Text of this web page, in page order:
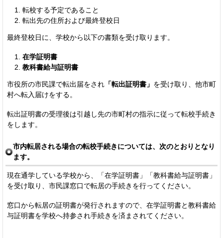
転校する予定であること
転出先の住所および最終登校日
最終登校日に、学校から以下の書類を受け取ります。
在学証明書
教科書給与証明書
市役所の市民課で転出届をされ 「転出証明書」 を受け取り、他市町
村へ転入届けをする。
転出証明書の受理後は引越し先の市町村の指示に従って転校手続き
をします。
市内転居される場合の転校手続きについては、次のとおりとなり
ます。
現在通学している学校から、「在学証明書」「教科書給与証明書」
を受け取り、市民課窓口で転居の手続きを行ってください。
窓口から転居の証明書が発行されますので、在学証明書と教科書給
与証明書を学校へ持参され手続きを済まされてください。